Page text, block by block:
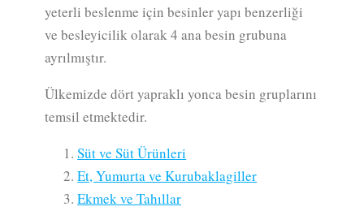
yeterli beslenme için besinler yapı benzerliği
ve besleyicilik olarak 4 ana besin grubuna
ayrılmıştır.
Ülkemizde dört yapraklı yonca besin gruplarını
temsil etmektedir.
Süt ve Süt Ürünleri
Et, Yumurta ve Kurubaklagiller
Ekmek ve Tahıllar